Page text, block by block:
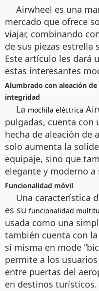
Airwheel es una
mercado que ofrece
viajar, combinando
de sus piezas estrella
Este artículo les dará
estas interesantes
Alumbrado con aleación
integridad
La mochila eléctrica
pulgadas, cuenta con
hecha de aleación de
solo aumenta la
equipaje, sino que
elegante y moderno a
Funcionalidad móvil
Una característica
es su funcionalidad
usada como una
también cuenta con
sí misma en mode
permite a los
entre puertas del
en destinos turísticos.